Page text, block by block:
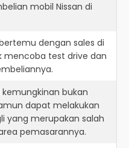
mobil Nissan di
dengan sales di
mencoba test drive dan
kemungkinan bukan
dapat melakukan
yang merupakan salah
pemasarannya.